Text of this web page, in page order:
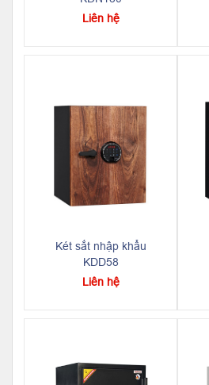
Liên hệ
Két sắt nhập khẩu
KDD58
Liên hệ